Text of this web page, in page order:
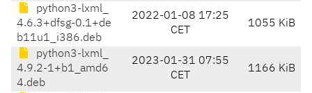
python3-lxml_
4.6.3+dfsg-0.1+de
b11u1_i386.deb
2022-01-08 17:25
CET
1055 KiB
python3-lxml_
4.9.2-1+b1_amd6
4.deb
2023-01-31 07:55
CET
1166 KiB